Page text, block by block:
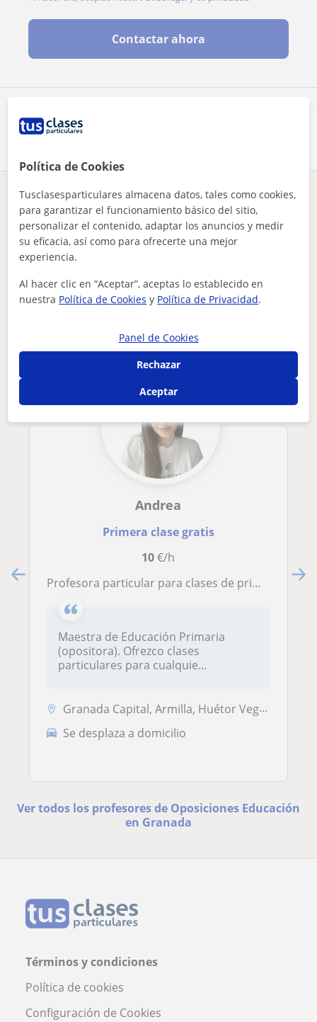
Contactar ahora
¿Hay algún error en este perfil?Cuéntanos
Tus clases particulares Oposiciones Educación
Granada
profesora titulada en primaria, experiencia en clases partic...
Otros profesores de Oposiciones
Educación en Granada que pueden
Andrea
Primera clase gratis
10€/h
Profesora particular para clases de primaria
Maestra de Educación Primaria
(opositora). Ofrezco clases
particulares para cualquie...
Granada Capital, Armilla, Huétor Vega, Maracena
Se desplaza a domicilio
Ver todos los profesores de Oposiciones Educación
en Granada
Términos y condiciones
Política de cookies
Configuración de Cookies
Política de Cookies
Tusclasesparticulares almacena datos, tales como cookies,
para garantizar el funcionamiento básico del sitio,
personalizar el contenido, adaptar los anuncios y medir
su eficacia, así como para ofrecerte una mejor
experiencia.
Al hacer clic en “Aceptar”, aceptas lo establecido en
nuestra Política de Cookies y Política de Privacidad.
Panel de Cookies
Rechazar
Aceptar